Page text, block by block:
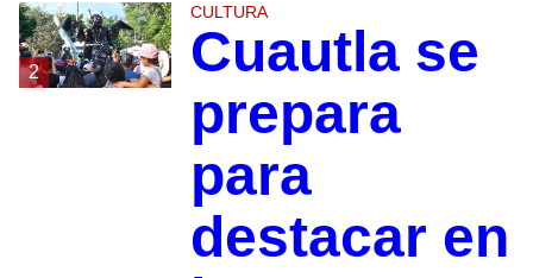
2
CULTURA
Cuautla se
prepara
para
destacar en